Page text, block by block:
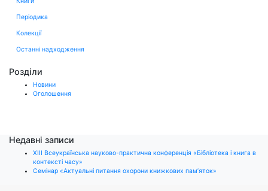
Періодика
Колекції
Останні надходження
Розділи
Новини
Оголошення
Недавні записи
ХІІІ Всеукраїнська науково-практична конференція «Бібліотека і книга в
контексті часу»
Семінар «Актуальні питання охорони книжкових пам’яток»